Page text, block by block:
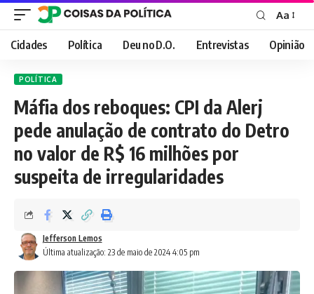
Font
Resizer
Aa
Cidades Política Deu no D.O. Entrevistas Opinião
POLÍTICA
Máfia dos reboques: CPI da Alerj
pede anulação de contrato do Detro
no valor de R$ 16 milhões por
suspeita de irregularidades
Última atualização: 23 de maio de 2024 4:05 pm
Jefferson Lemos